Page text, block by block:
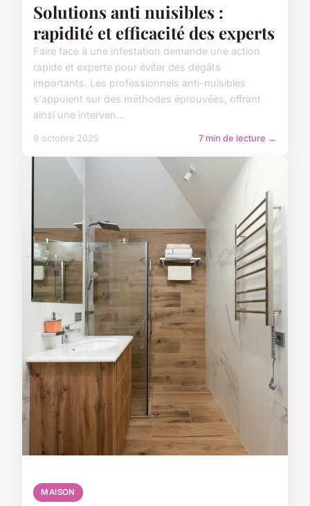
Solutions anti nuisibles :
rapidité et efficacité des experts
Faire face à une infestation demande une action
rapide et experte pour éviter des dégâts
importants. Les professionnels anti-nuisibles
s'appuient sur des méthodes éprouvées, offrant
ainsi une interven...
9 octobre 2025 7 min de lecture →
MAISON